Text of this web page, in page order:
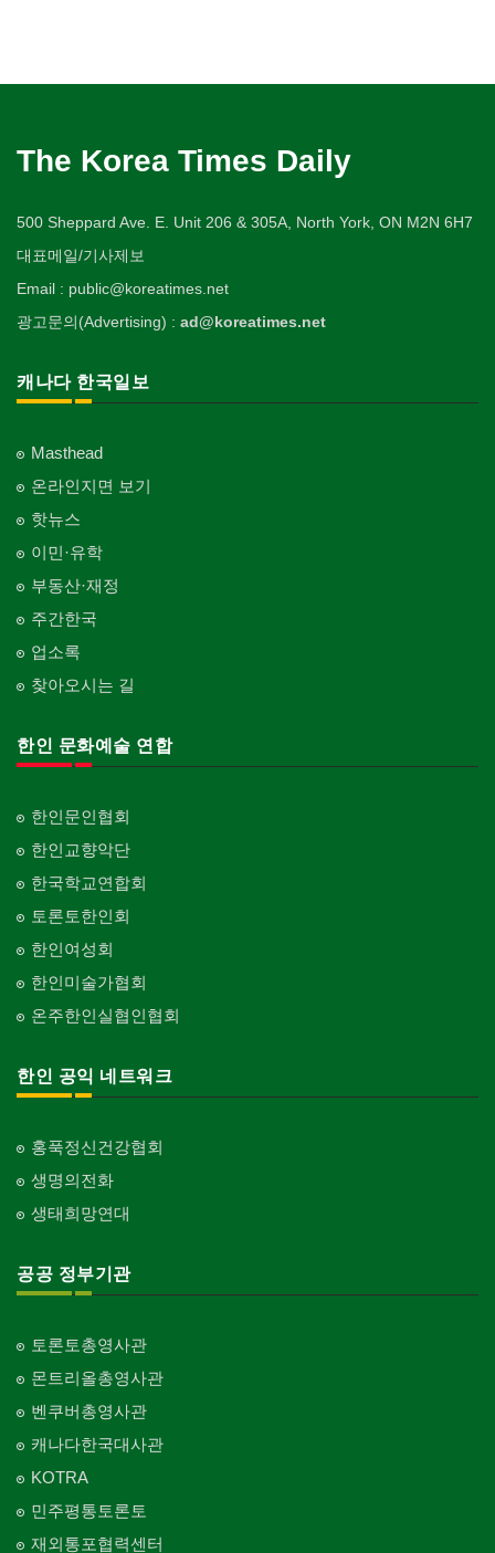
The Korea Times Daily
500 Sheppard Ave. E. Unit 206 & 305A, North York, ON M2N 6H7
대표메일/기사제보
Email : public@koreatimes.net
광고문의(Advertising) : ad@koreatimes.net
캐나다 한국일보
Masthead
온라인지면 보기
핫뉴스
이민·유학
부동산·재정
주간한국
업소록
찾아오시는 길
한인 문화예술 연합
한인문인협회
한인교향악단
한국학교연합회
토론토한인회
한인여성회
한인미술가협회
온주한인실협인협회
한인 공익 네트워크
홍푹정신건강협회
생명의전화
생태희망연대
공공 정부기관
토론토총영사관
몬트리올총영사관
벤쿠버총영사관
캐나다한국대사관
KOTRA
민주평통토론토
재외통포협력센터